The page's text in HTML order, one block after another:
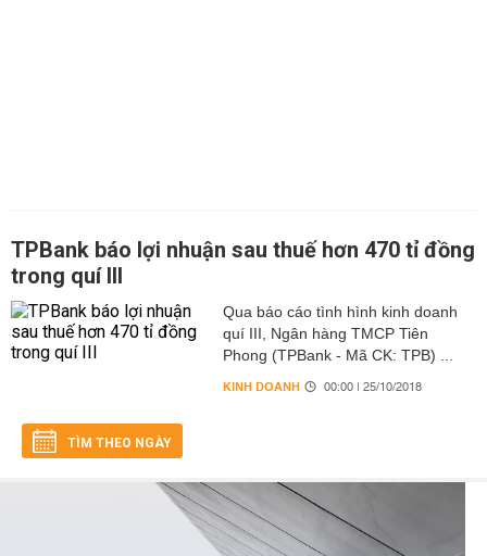
TPBank báo lợi nhuận sau thuế hơn 470 tỉ đồng
trong quí III
Qua báo cáo tình hình kinh doanh
quí III, Ngân hàng TMCP Tiên
Phong (TPBank - Mã CK: TPB) ...
KINH DOANH 00:00 | 25/10/2018
TÌM THEO NGÀY